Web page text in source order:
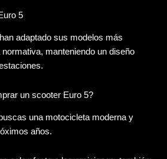
5
adaptado sus modelos más
manteniendo un diseño
un scooter Euro 5?
una motocicleta moderna y
años.